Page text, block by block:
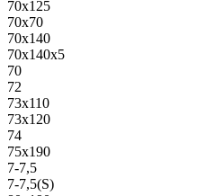
70х125
70х70
70х140
70х140х5
70
72
73х110
73х120
74
75х190
7-7,5
7-7,5(S)